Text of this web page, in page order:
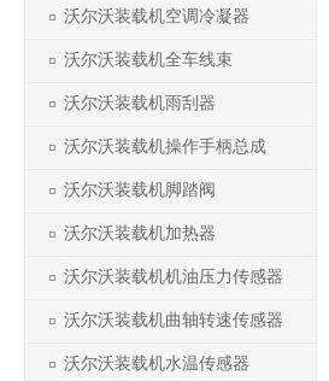
沃尔沃装载机空调冷凝器
沃尔沃装载机全车线束
沃尔沃装载机雨刮器
沃尔沃装载机操作手柄总成
沃尔沃装载机脚踏阀
沃尔沃装载机加热器
沃尔沃装载机机油压力传感器
沃尔沃装载机曲轴转速传感器
沃尔沃装载机水温传感器